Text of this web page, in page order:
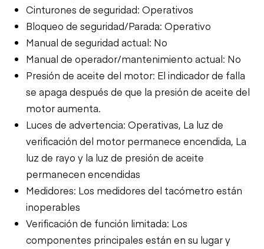
Cinturones de seguridad: Operativos
Bloqueo de seguridad/Parada: Operativo
Manual de seguridad actual: No
Manual de operador/mantenimiento actual: No
Presión de aceite del motor: El indicador de falla
se apaga después de que la presión de aceite del
motor aumenta.
Luces de advertencia: Operativas, La luz de
verificación del motor permanece encendida, La
luz de rayo y la luz de presión de aceite
permanecen encendidas
Medidores: Los medidores del tacómetro están
inoperables
Verificación de función limitada: Los
componentes principales están en su lugar y